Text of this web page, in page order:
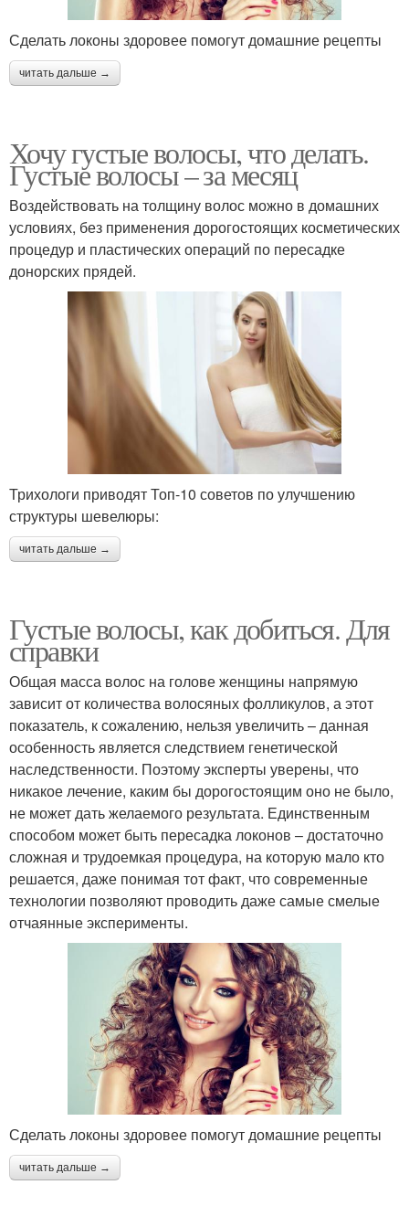
Сделать локоны здоровее помогут домашние рецепты
читать дальше →
Хочу густые волосы, что делать.
Густые волосы – за месяц
Воздействовать на толщину волос можно в домашних
условиях, без применения дорогостоящих косметических
процедур и пластических операций по пересадке
донорских прядей.
Трихологи приводят Топ-10 советов по улучшению
структуры шевелюры:
читать дальше →
Густые волосы, как добиться. Для
справки
Общая масса волос на голове женщины напрямую
зависит от количества волосяных фолликулов, а этот
показатель, к сожалению, нельзя увеличить – данная
особенность является следствием генетической
наследственности. Поэтому эксперты уверены, что
никакое лечение, каким бы дорогостоящим оно не было,
не может дать желаемого результата. Единственным
способом может быть пересадка локонов – достаточно
сложная и трудоемкая процедура, на которую мало кто
решается, даже понимая тот факт, что современные
технологии позволяют проводить даже самые смелые
отчаянные эксперименты.
Сделать локоны здоровее помогут домашние рецепты
читать дальше →